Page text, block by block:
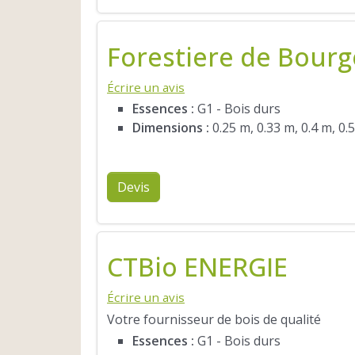
Forestiere de
Écrire un avis
Essences : G1 - Bois durs
Dimensions : 0.25 m, 0.33 m, 0.4 m,
Devis
CTBio ENERGIE
Écrire un avis
Votre fournisseur de bois de qualité
Essences : G1 - Bois durs